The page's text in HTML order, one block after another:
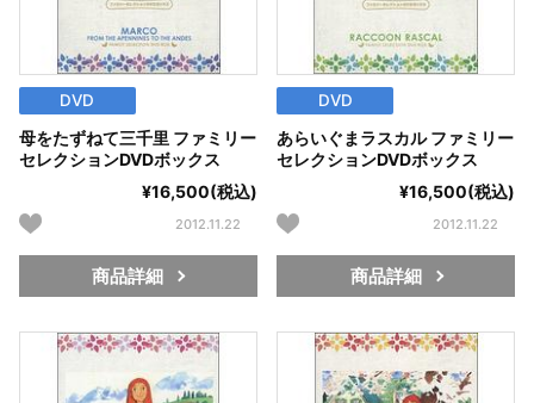
DVD
母をたずねて三千里 ファミリー
セレクションDVDボックス
¥16,500(税込)
2012.11.22
商品詳細
DVD
あらいぐまラスカル ファミリー
セレクションDVDボックス
¥16,500(税込)
2012.11.22
商品詳細